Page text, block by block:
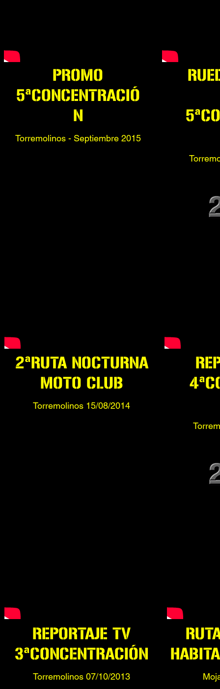
PROMO
5ªCONCENTRACIÓ
N
Torremolinos - Septiembre 2015
2ªRUTA NOCTURNA
MOTO CLUB
Torremolinos 15/08/2014
REPORTAJE TV
3ªCONCENTRACIÓN
Torremolinos 07/10/2013